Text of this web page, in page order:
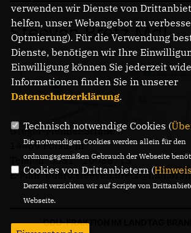
Steeven Bretz MdL
Gregor-Mendel-Straße 3
14469 Potsdam
Telefon: 0331 - 20085713
E-Mail:
CDU-FRAKTION IM LANDTAG
verwenden wir Dienste von
helfen, unser Webangebot zu
Optmierung). Für die Verwendung
Dienste, benötigen wir Ihre
Einwilligung können Sie jederzeit
Informationen finden Sie in unserer
Datenschutzerklärung.
Technisch notwendige Cookies (
Die notwendigen Cookies werden allein für den
ordnungsgemäßen Gebrauch der Webseite
Cookies von Drittanbietern (Hinweis
Derzeit verzichten wir auf Scripte von
Webseite.